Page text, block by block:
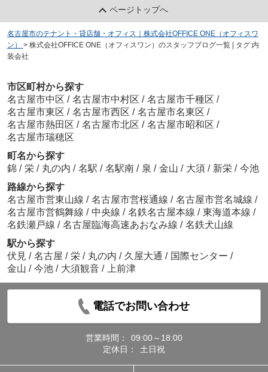
ページトップへ
名古屋市のテナント・貸店舗・オフィス｜株式会社OFFICE ONE（オフィスワ
ン）
> 株式会社OFFICE ONE（オフィスワン）のスタッフブログ一覧 | タグ:内
装会社
市区町村から探す
名古屋市中区 / 名古屋市中村区 / 名古屋市千種区 /
名古屋市東区 / 名古屋市西区 / 名古屋市名東区 /
名古屋市熱田区 / 名古屋市北区 / 名古屋市昭和区 /
名古屋市瑞穂区
町名から探す
錦 / 栄 / 丸の内 / 名駅 / 名駅南 / 泉 / 金山 / 大須 / 新栄 / 今池
路線から探す
名古屋市営東山線 / 名古屋市営桜通線 / 名古屋市営名城線 /
名古屋市営鶴舞線 / 中央線 / 名鉄名古屋本線 / 東海道本線 /
名鉄瀬戸線 / 名古屋臨海高速あおなみ線 / 名鉄犬山線
駅から探す
伏見 / 名古屋 / 栄 / 丸の内 / 久屋大通 / 国際センター /
金山 / 今池 / 大須観音 / 上前津
電話でお問い合わせ
営業時間：
09:00～18:00
定休日：
土日祝